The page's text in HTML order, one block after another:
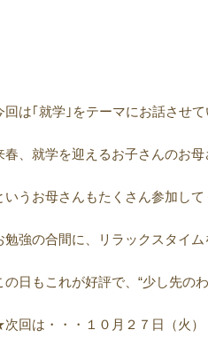
回は｢就学｣をテーマにお話させて
春、就学を迎えるお子さんのお
いうお母さんもたくさん参加して
勉強の合間に、リラックスタイ
の日もこれが好評で、“少し先の
回は・・・１０月２７日（火